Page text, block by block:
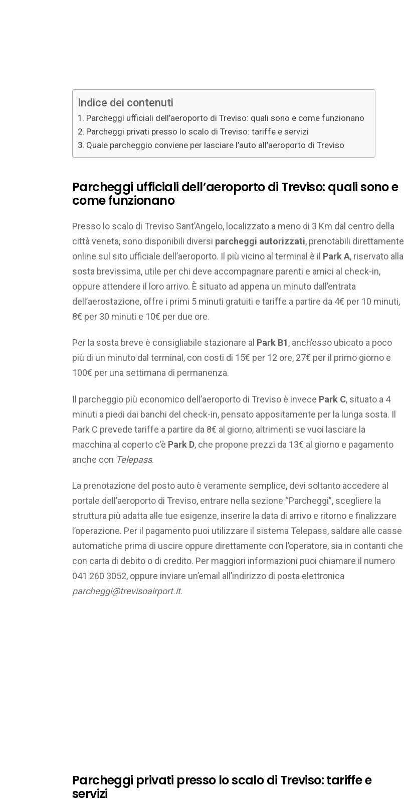
Indice dei contenuti
Parcheggi ufficiali dell’aeroporto di Treviso: quali sono e come funzionano
Parcheggi privati presso lo scalo di Treviso: tariffe e servizi
Quale parcheggio conviene per lasciare l’auto all’aeroporto di Treviso
Parcheggi ufficiali dell’aeroporto di Treviso: quali sono e
come funzionano
Presso lo scalo di Treviso Sant’Angelo, localizzato a meno di 3 Km dal centro della
città veneta, sono disponibili diversi parcheggi autorizzati, prenotabili direttamente
online sul sito ufficiale dell’aeroporto. Il più vicino al terminal è il Park A, riservato alla
sosta brevissima, utile per chi deve accompagnare parenti e amici al check-in,
oppure attendere il loro arrivo. È situato ad appena un minuto dall’entrata
dell’aerostazione, offre i primi 5 minuti gratuiti e tariffe a partire da 4€ per 10 minuti,
8€ per 30 minuti e 10€ per due ore.
Per la sosta breve è consigliabile stazionare al Park B1, anch’esso ubicato a poco
più di un minuto dal terminal, con costi di 15€ per 12 ore, 27€ per il primo giorno e
100€ per una settimana di permanenza.
Il parcheggio più economico dell’aeroporto di Treviso è invece Park C, situato a 4
minuti a piedi dai banchi del check-in, pensato appositamente per la lunga sosta. Il
Park C prevede tariffe a partire da 8€ al giorno, altrimenti se vuoi lasciare la
macchina al coperto c’è Park D, che propone prezzi da 13€ al giorno e pagamento
anche con Telepass.
La prenotazione del posto auto è veramente semplice, devi soltanto accedere al
portale dell’aeroporto di Treviso, entrare nella sezione “Parcheggi”, scegliere la
struttura più adatta alle tue esigenze, inserire la data di arrivo e ritorno e finalizzare
l’operazione. Per il pagamento puoi utilizzare il sistema Telepass, saldare alle casse
automatiche prima di uscire oppure direttamente con l’operatore, sia in contanti che
con carta di debito o di credito. Per maggiori informazioni puoi chiamare il numero
041 260 3052, oppure inviare un’email all’indirizzo di posta elettronica
parcheggi@trevisoairport.it.
Parcheggi privati presso lo scalo di Treviso: tariffe e
servizi